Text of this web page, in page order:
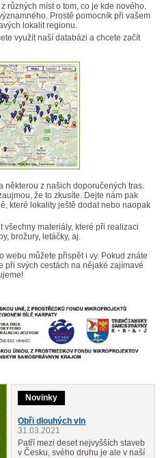
různých míst o tom, co je kde nového,
Prostě pomocník při vašem
lokalit regionu.
využít naší databázi a chcete začít
některou z našich doporučených tras.
že to zkusíte. Dejte nám pak
které lokality ještě dodat nebo naopak
všechny materiály, které při realizaci
brožury, letáčky, aj.
webu můžete přispět i vy. Pokud znáte
svých cestách na nějaké zajímavé
Novinky
Obři dlouhých vln
31.03.2021
Patří mezi deset nejvyšších staveb
v Česku, svého druhu je ale v naší